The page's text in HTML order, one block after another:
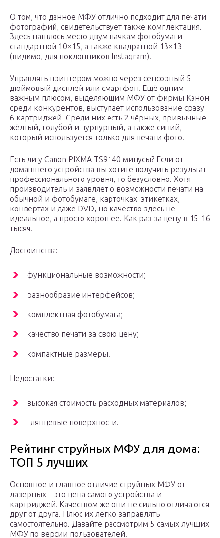
О том, что данное МФУ отлично подходит для печати
фотографий, свидетельствует также комплектация.
Здесь нашлось место двум пачкам фотобумаги –
стандартной 10×15, а также квадратной 13×13
(видимо, для поклонников Instagram).
Управлять принтером можно через сенсорный 5-
дюймовый дисплей или смартфон. Ещё одним
важным плюсом, выделяющим МФУ от фирмы Кэнон
среди конкурентов, выступает использование сразу
6 картриджей. Среди них есть 2 чёрных, привычные
жёлтый, голубой и пурпурный, а также синий,
который используется только для печати фото.
Есть ли у Canon PIXMA TS9140 минусы? Если от
домашнего устройства вы хотите получить результат
профессионального уровня, то безусловно. Хотя
производитель и заявляет о возможности печати на
обычной и фотобумаге, карточках, этикетках,
конвертах и даже DVD, но качество здесь не
идеальное, а просто хорошее. Как раз за цену в 15-16
тысяч.
Достоинства:
функциональные возможности;
разнообразие интерфейсов;
комплектная фотобумага;
качество печати за свою цену;
компактные размеры.
Недостатки:
высокая стоимость расходных материалов;
глянцевые поверхности.
Рейтинг струйных МФУ для дома:
ТОП 5 лучших
Основное и главное отличие струйных МФУ от
лазерных – это цена самого устройства и
картриджей. Качеством же они не сильно отличаются
друг от друга. Плюс их легко заправлять
самостоятельно. Давайте рассмотрим 5 самых лучших
МФУ по версии пользователей.